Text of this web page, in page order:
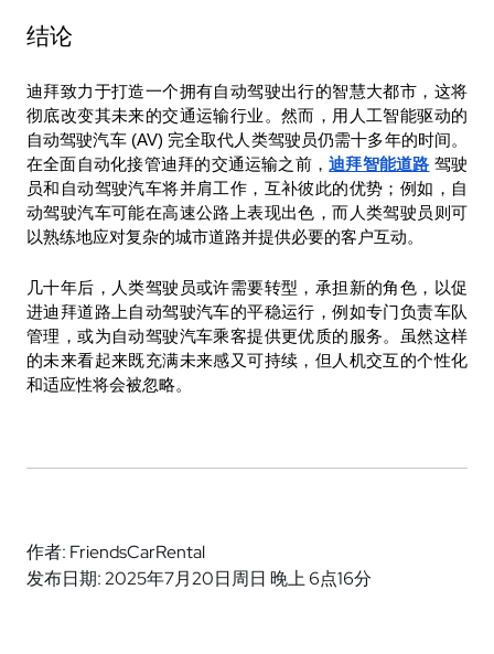
结论
迪拜致力于打造一个拥有自动驾驶出行的智慧大都市，这将
彻底改变其未来的交通运输行业。然而，用人工智能驱动的
自动驾驶汽车 (AV) 完全取代人类驾驶员仍需十多年的时间。
在全面自动化接管迪拜的交通运输之前，迪拜智能道路 驾驶
员和自动驾驶汽车将并肩工作，互补彼此的优势；例如，自
动驾驶汽车可能在高速公路上表现出色，而人类驾驶员则可
以熟练地应对复杂的城市道路并提供必要的客户互动。
几十年后，人类驾驶员或许需要转型，承担新的角色，以促
进迪拜道路上自动驾驶汽车的平稳运行，例如专门负责车队
管理，或为自动驾驶汽车乘客提供更优质的服务。虽然这样
的未来看起来既充满未来感又可持续，但人机交互的个性化
和适应性将会被忽略。
作者: FriendsCarRental
发布日期: 2025年7月20日周日 晚上 6点16分